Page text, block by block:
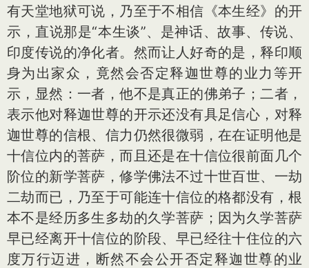
有天堂地狱可说，乃至于不相信《本生经》的开
示，直说那是“本生谈”、是神话、故事、传说、
印度传说的净化者。然而让人好奇的是，释印顺
身为出家众，竟然会否定释迦世尊的业力等开
示，显然：一者，他不是真正的佛弟子；二者，
表示他对释迦世尊的开示还没有具足信心，对释
迦世尊的信根、信力仍然很微弱，在在证明他是
十信位内的菩萨，而且还是在十信位很前面几个
阶位的新学菩萨，修学佛法不过十世百世、一劫
二劫而已，乃至于可能连十信位的格都没有，根
本不是经历多生多劫的久学菩萨；因为久学菩萨
早已经离开十信位的阶段、早已经往十住位的六
度万行迈进，断然不会公开否定释迦世尊的业